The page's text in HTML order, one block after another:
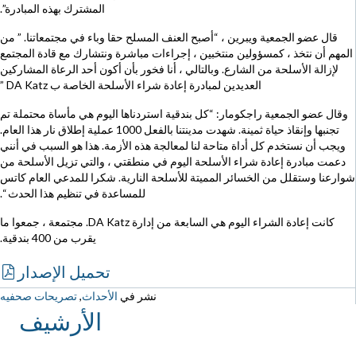
المشترك بهذه المبادرة”.
قال عضو الجمعية ويبرين ، “أصبح العنف المسلح حقا وباء في مجتمعاتنا. ” من
المهم أن نتخذ ، كمسؤولين منتخبين ، إجراءات مباشرة ونتشارك مع قادة المجتمع
لإزالة الأسلحة من الشارع. وبالتالي ، أنا فخور بأن أكون أحد الرعاة المشاركين
العديدين لمبادرة إعادة شراء الأسلحة الخاصة ب DA Katz ”
وقال عضو الجمعية راجكومار: “كل بندقية استردناها اليوم هي مأساة محتملة تم
تجنبها وإنقاذ حياة ثمينة. شهدت مدينتنا بالفعل 1000 عملية إطلاق نار هذا العام.
ويجب أن نستخدم كل أداة متاحة لنا لمعالجة هذه الأزمة. هذا هو السبب في أنني
دعمت مبادرة إعادة شراء الأسلحة اليوم في منطقتي ، والتي تزيل الأسلحة من
شوارعنا وستقلل من الخسائر المميتة للأسلحة النارية. شكرا للمدعي العام كاتس
للمساعدة في تنظيم هذا الحدث “.
كانت إعادة الشراء اليوم هي السابعة من إدارة DA Katz. مجتمعة ، جمعوا ما
يقرب من 400 بندقية.
تحميل الإصدار
نشر في الأحداث,تصريحات صحفيه
الأرشيف